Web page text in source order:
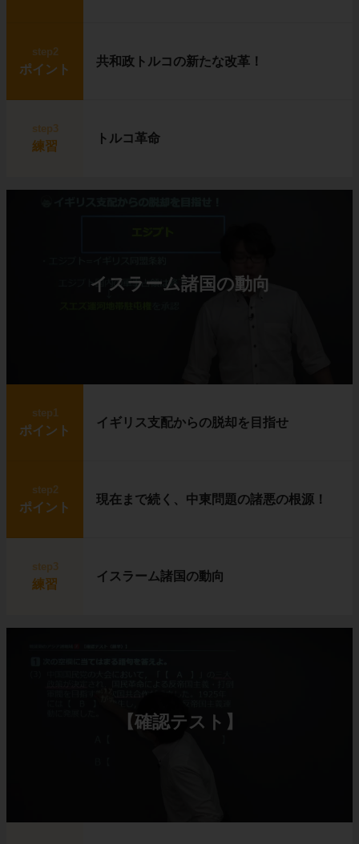
step2
ポイント
共和政トルコの新たな改革！
step3
練習
トルコ革命
イスラーム諸国の動向
step1
ポイント
イギリス支配からの脱却を目指せ
step2
ポイント
現在まで続く、中東問題の諸悪の根源！
step3
練習
イスラーム諸国の動向
【確認テスト】